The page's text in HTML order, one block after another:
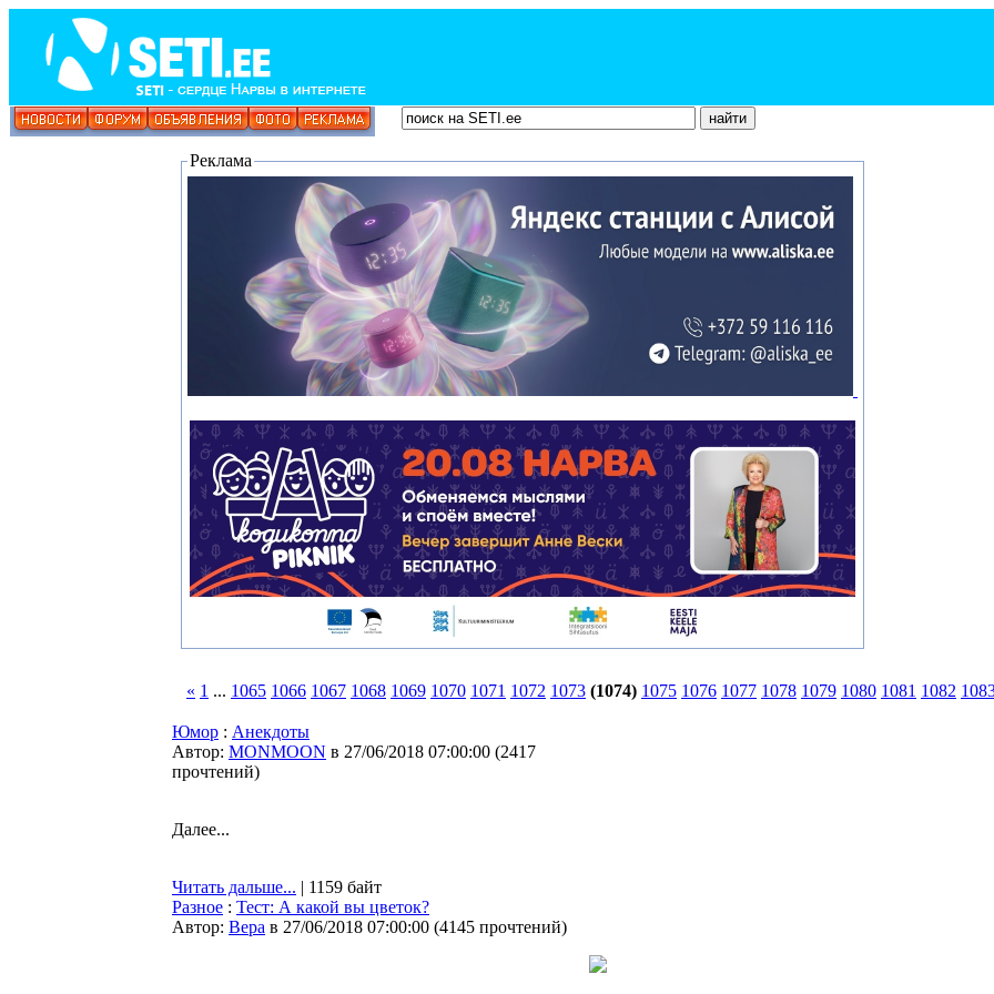
Реклама
« 1 ... 1065 1066 1067 1068 1069 1070 1071 1072 1073 (1074) 1075 1076 1077 1078 1079 1080 1081 1082
Юмор : Анекдоты
Автор: MONMOON в 27/06/2018 07:00:00 (2417
прочтений)
Далее...
Читать дальше... | 1159 байт
Разное : Тест: А какой вы цветок?
Автор: Bepa в 27/06/2018 07:00:00 (4145 прочтений)